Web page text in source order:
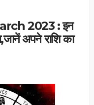
2023 : इन
अपने राशि का